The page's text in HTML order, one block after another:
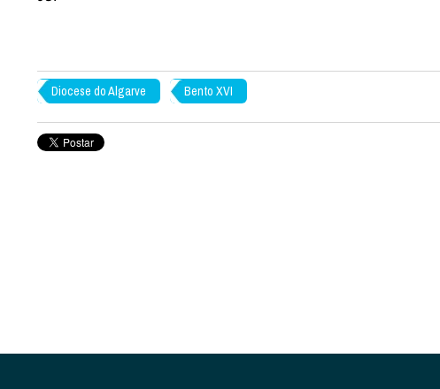
Diocese do Algarve Bento XVI